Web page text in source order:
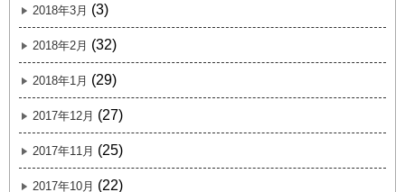
2018年3月 (3)
2018年2月 (32)
2018年1月 (29)
2017年12月 (27)
2017年11月 (25)
2017年10月 (22)